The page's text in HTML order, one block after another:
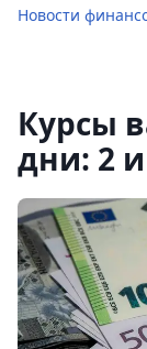
Новости
Курсы
дни: 2